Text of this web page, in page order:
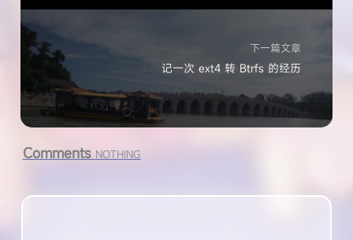
下一篇文章
记一次 ext4 转 Btrfs 的经历
Comments NOTHING